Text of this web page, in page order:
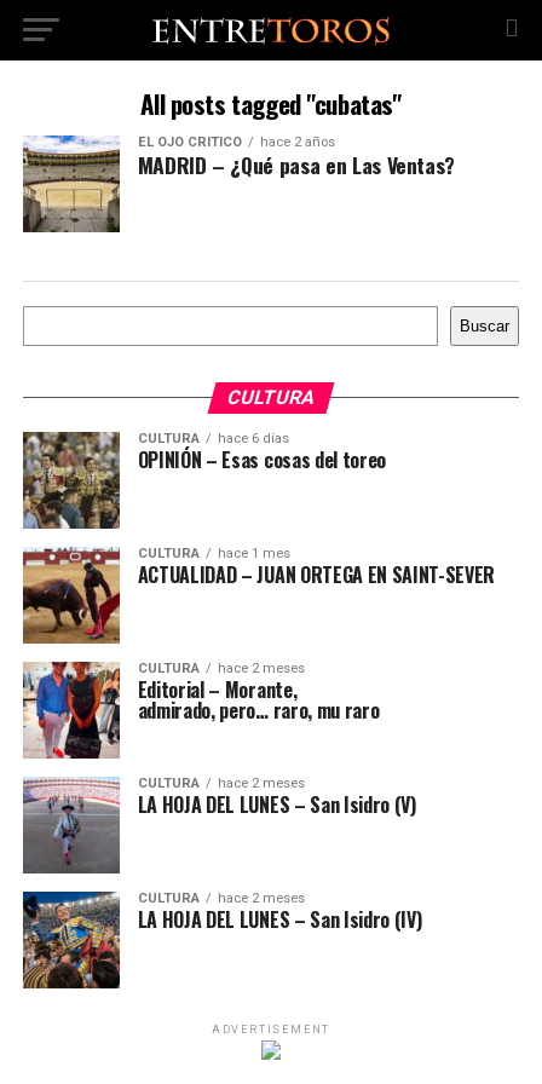
All posts tagged "cubatas"
EL OJO CRÍTICO hace 2 años
MADRID – ¿Qué pasa en Las Ventas?
Buscar
Buscar
CULTURA
CULTURA hace 6 días
OPINIÓN – Esas cosas del toreo
CULTURA hace 1 mes
ACTUALIDAD – JUAN ORTEGA EN SAINT-SEVER
CULTURA hace 2 meses
Editorial – Morante,
admirado, pero… raro, mu raro
CULTURA hace 2 meses
LA HOJA DEL LUNES – San Isidro (V)
CULTURA hace 2 meses
LA HOJA DEL LUNES – San Isidro (IV)
ADVERTISEMENT